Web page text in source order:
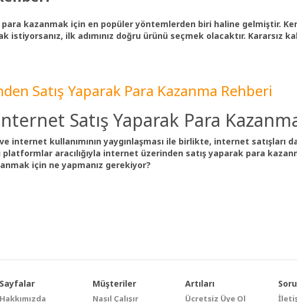
kazanmak için en popüler yöntemlerden biri haline gelmiştir.
istiyorsanız, ilk adımınız doğru ürünü seçmek olacaktır. Kararsız
Satış Yaparak Para Kazanma Rehberi
Satış Yaparak Para
internet kullanımının yaygınlaşması ile birlikte, internet satışları
aracılığıyla internet üzerinden satış yaparak para
için ne yapmanız gerekiyor?
Sayfalar
Hakkımızda
Müşteriler
Nasıl Çalışır
Artıları
Ücretsiz Üye Ol